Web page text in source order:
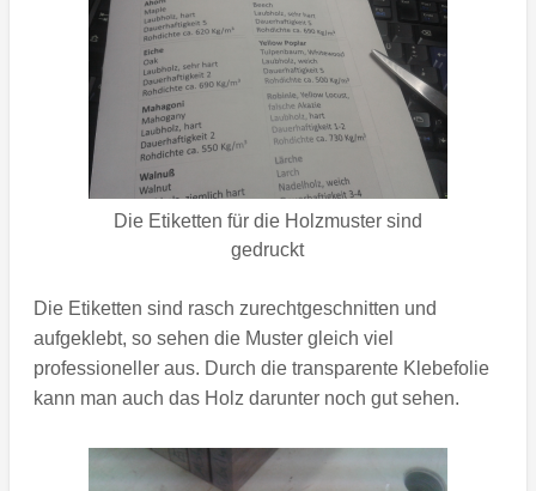
Die Etiketten für die Holzmuster sind
gedruckt
Die Etiketten sind rasch zurechtgeschnitten und
aufgeklebt, so sehen die Muster gleich viel
professioneller aus. Durch die transparente Klebefolie
kann man auch das Holz darunter noch gut sehen.